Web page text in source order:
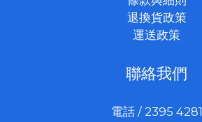
退換貨政策
運送政策
聯絡我們
電話 / 2395 4281